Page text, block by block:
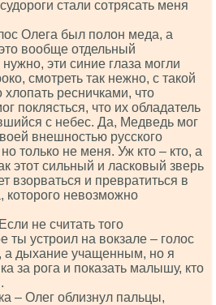
стали сотрясать меня
Олега был полон меда, а
вообще отдельный
эти синие глаза могли
смотреть так нежно, с такой
хлопать ресничками, что
поклясться, что их обладатель
с небес. Да, Медведь мог
внешностью русского
только не меня. Уж кто – кто, а
этот сильный и ласковый зверь
взорваться и превратиться в
которого невозможно
не считать того
ты устроил на вокзале – голос
дыхание учащенным, но я
за рога и показать малышу, кто
– Олег облизнул пальцы,